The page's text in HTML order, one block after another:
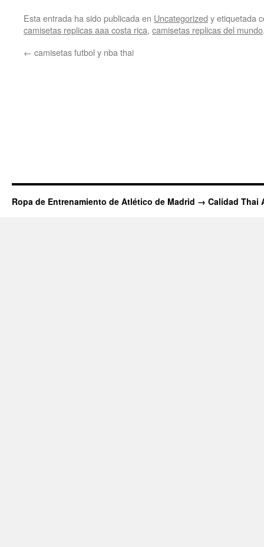
Esta entrada ha sido publicada en Uncategorized y etiquetada
camisetas replicas aaa costa rica, camisetas replicas del mundo
← camisetas futbol y nba thai
Ropa de Entrenamiento de Atlético de Madrid → Calidad Thai